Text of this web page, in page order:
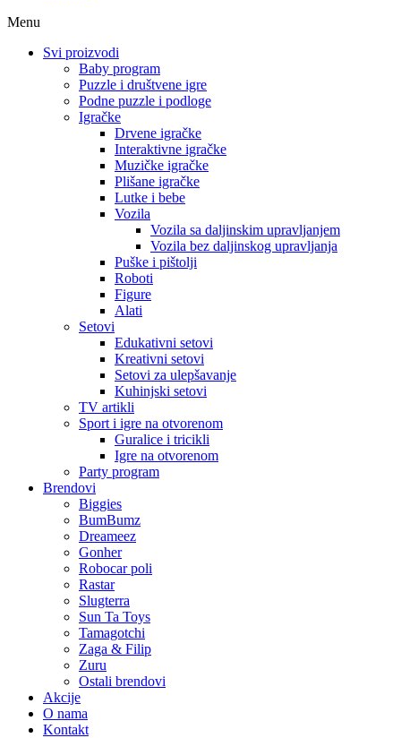
Menu
Svi proizvodi
Baby program
Puzzle i društvene igre
Podne puzzle i podloge
Igračke
Drvene igračke
Interaktivne igračke
Muzičke igračke
Plišane igračke
Lutke i bebe
Vozila
Vozila sa daljinskim upravljanjem
Vozila bez daljinskog upravljanja
Puške i pištolji
Roboti
Figure
Alati
Setovi
Edukativni setovi
Kreativni setovi
Setovi za ulepšavanje
Kuhinjski setovi
TV artikli
Sport i igre na otvorenom
Guralice i tricikli
Igre na otvorenom
Party program
Brendovi
Biggies
BumBumz
Dreameez
Gonher
Robocar poli
Rastar
Slugterra
Sun Ta Toys
Tamagotchi
Zaga & Filip
Zuru
Ostali brendovi
Akcije
O nama
Kontakt